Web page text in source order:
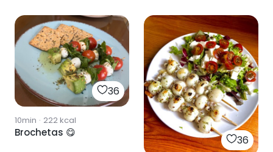
36
10min · 222kcal
Brochetas 😋
36